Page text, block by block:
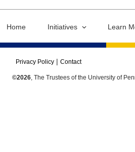
Home Initiatives Learn
Privacy Policy Contact
©2026, The Trustees of the University of